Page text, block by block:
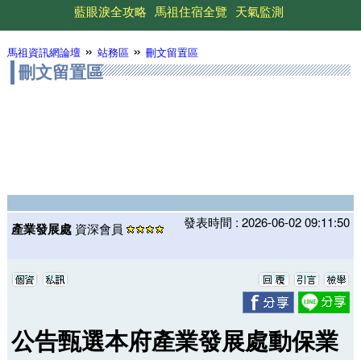
藍眼淚全攻略 馬祖住宿全覽 天氣監測
馬祖資訊網論壇» 站務區» 刪文留置區
刪文留置區
產業發展處 資深會員 發表時間 : 2026-06-02 09:11:50
公告甄選本府產業發展處動保業